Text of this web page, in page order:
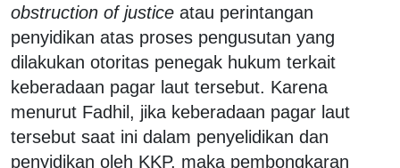
obstruction of justice atau perintangan
penyidikan atas proses pengusutan yang
dilakukan otoritas penegak hukum terkait
keberadaan pagar laut tersebut. Karena
menurut Fadhil, jika keberadaan pagar laut
tersebut saat ini dalam penyelidikan dan
penyidikan oleh KKP, maka pembongkaran